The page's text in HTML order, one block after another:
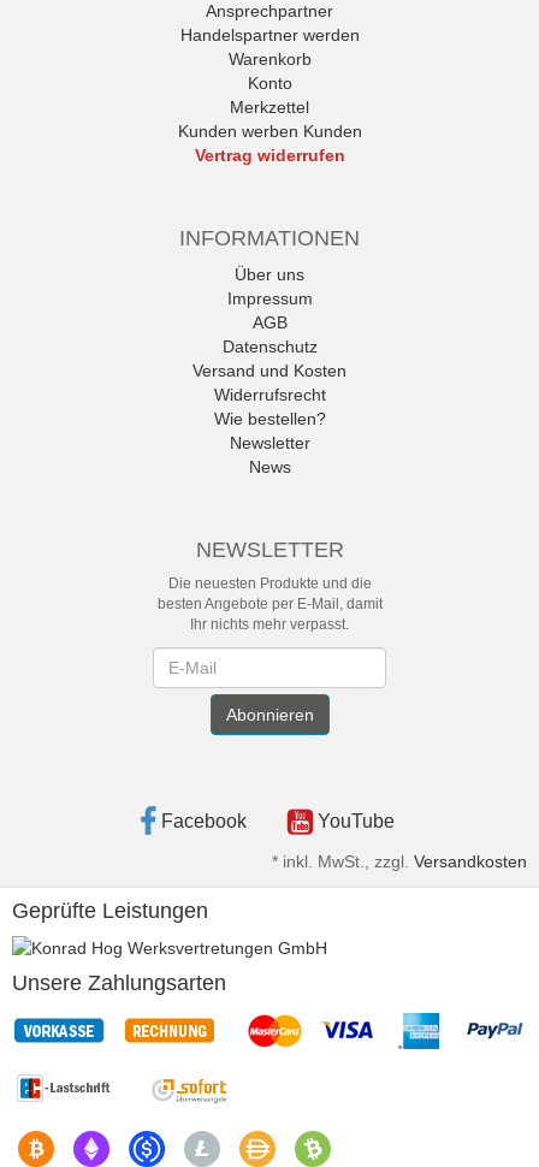
Ansprechpartner
Handelspartner werden
Warenkorb
Konto
Merkzettel
Kunden werben Kunden
Vertrag widerrufen
INFORMATIONEN
Über uns
Impressum
AGB
Datenschutz
Versand und Kosten
Widerrufsrecht
Wie bestellen?
Newsletter
News
NEWSLETTER
Die neuesten Produkte und die
besten Angebote per E-Mail, damit
Ihr nichts mehr verpasst.
Abonnieren
Facebook YouTube
* inkl. MwSt., zzgl. Versandkosten
Geprüfte Leistungen
Unsere Zahlungsarten